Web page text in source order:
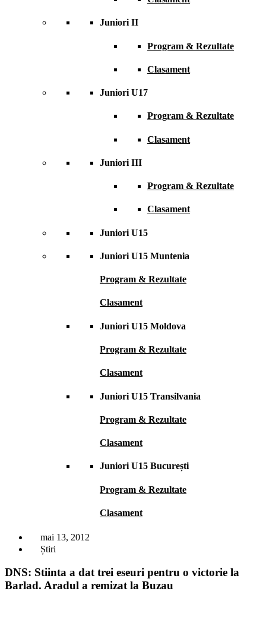
Juniori II
Program & Rezultate
Clasament
Juniori U17
Program & Rezultate
Clasament
Juniori III
Program & Rezultate
Clasament
Juniori U15
Juniori U15 Muntenia
Program & Rezultate
Clasament
Juniori U15 Moldova
Program & Rezultate
Clasament
Juniori U15 Transilvania
Program & Rezultate
Clasament
Juniori U15 București
Program & Rezultate
Clasament
mai 13, 2012
Știri
DNS: Stiinta a dat trei eseuri pentru o victorie la
Barlad. Aradul a remizat la Buzau